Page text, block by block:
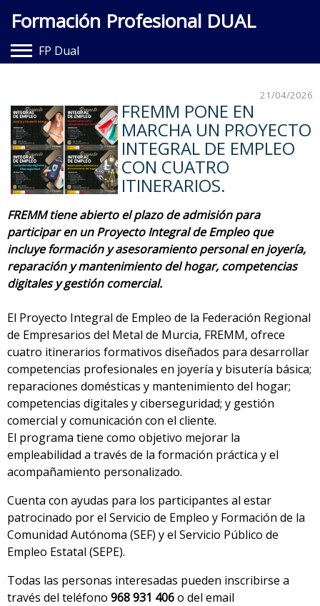
Formación Profesional DUAL
FP Dual
Entidades Adheridas
Documentación
Contacto
21/04/2026
FREMM PONE EN
MARCHA UN PROYECTO
INTEGRAL DE EMPLEO
CON CUATRO
ITINERARIOS.
FREMM tiene abierto el plazo de admisión para
participar en un Proyecto Integral de Empleo que
incluye formación y asesoramiento personal en joyería,
reparación y mantenimiento del hogar, competencias
digitales y gestión comercial.
El Proyecto Integral de Empleo de la Federación Regional
de Empresarios del Metal de Murcia, FREMM, ofrece
cuatro itinerarios formativos diseñados para desarrollar
competencias profesionales en joyería y bisutería básica;
reparaciones domésticas y mantenimiento del hogar;
competencias digitales y ciberseguridad; y gestión
comercial y comunicación con el cliente.
El programa tiene como objetivo mejorar la
empleabilidad a través de la formación práctica y el
acompañamiento personalizado.
Cuenta con ayudas para los participantes al estar
patrocinado por el Servicio de Empleo y Formación de la
Comunidad Autónoma (SEF) y el Servicio Público de
Empleo Estatal (SEPE).
Todas las personas interesadas pueden inscribirse a
través del teléfono 968 931 406o del email